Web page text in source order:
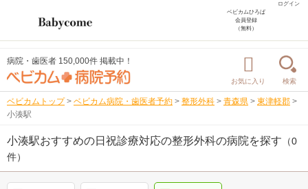
ログイン
ベビカムひろば
会員登録
（無料）
病院・歯医者 150,000件 掲載中！
お気に入り 検索
ベビカムトップ > ベビカム病院・歯医者予約 > 整形外科 > 青森県 > 東津軽郡 >
小湊駅
小湊駅おすすめの日祝診療対応の整形外科の病院を探す （0
件）